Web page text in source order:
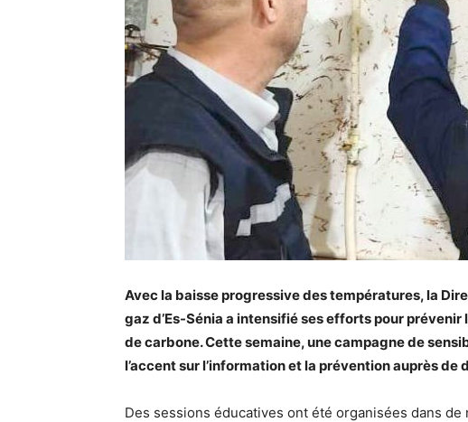
Avec la baisse progressive des températures, la
gaz d’Es-Sénia a intensifié ses efforts pour
de carbone. Cette semaine, une campagne de
l’accent sur l’information et la prévention auprès
Des sessions éducatives ont été organisées dans